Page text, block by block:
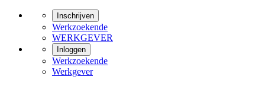
Inschrijven
Werkzoekende
WERKGEVER
Inloggen
Werkzoekende
Werkgever